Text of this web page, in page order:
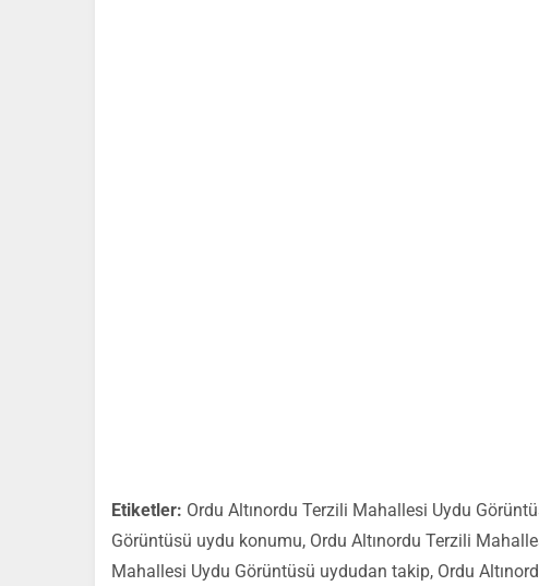
Etiketler: Ordu Altınordu Terzili Mahallesi Uydu
Görüntüsü uydu konumu, Ordu Altınordu Terzili
Mahallesi Uydu Görüntüsü uydudan takip, Ordu